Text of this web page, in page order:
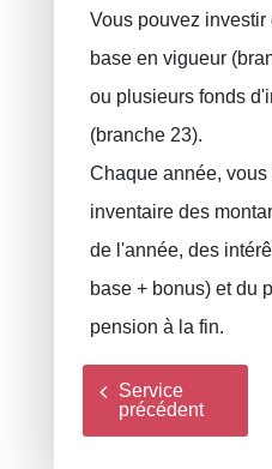
Vous pouvez
base en vigueur
ou plusieurs fonds
(branche 23).
Chaque année, vous
inventaire des
de l'année, des
base + bonus) et du
pension à la fin.
Service
précédent